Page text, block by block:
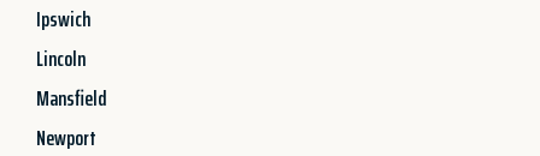
Ipswich
Lincoln
Mansfield
Newport